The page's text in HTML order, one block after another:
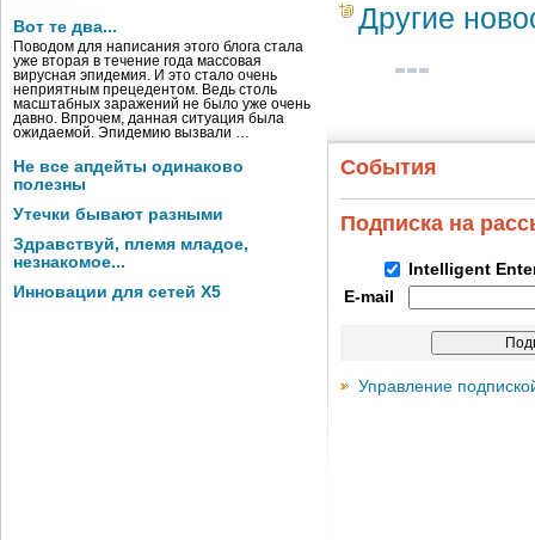
Вот те два...
Поводом для написания этого блога стала
уже вторая в течение года массовая
вирусная эпидемия. И это стало очень
неприятным прецедентом. Ведь столь
масштабных заражений не было уже очень
давно. Впрочем, данная ситуация была
ожидаемой. Эпидемию вызвали …
Не все апдейты одинаково
полезны
Утечки бывают разными
Здравствуй, племя младое,
незнакомое...
Инновации для сетей X5
Другие
События
Подписка на
Intelligent
E-mail
Управление